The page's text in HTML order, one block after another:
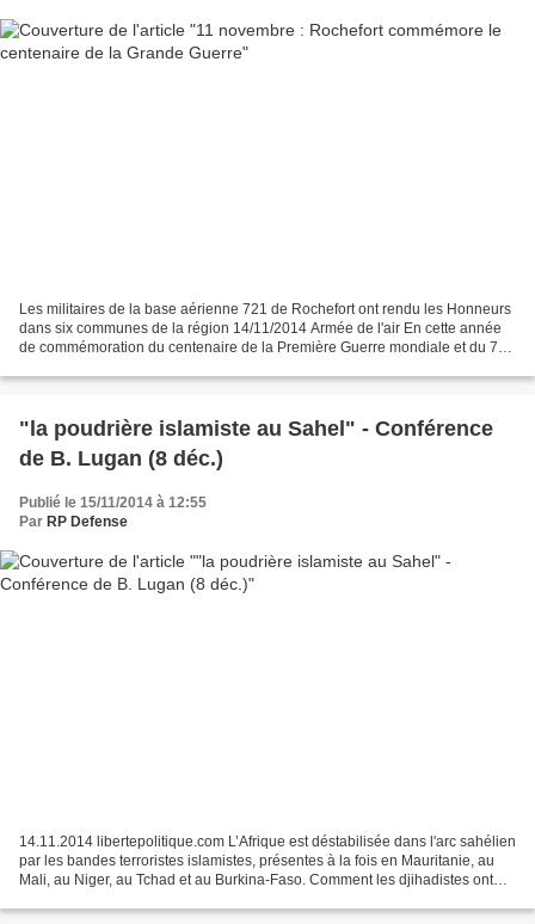
Les militaires de la base aérienne 721 de Rochefort ont rendu les Honneurs
dans six communes de la région 14/11/2014 Armée de l'air En cette année
de commémoration du centenaire de la Première Guerre mondiale et du 70e
"la poudrière islamiste au Sahel" - Conférence
de B. Lugan (8 déc.)
Publié le 15/11/2014 à 12:55
Par RP Defense
14.11.2014 libertepolitique.com L’Afrique est déstabilisée dans l'arc sahélien
par les bandes terroristes islamistes, présentes à la fois en Mauritanie, au
Mali, au Niger, au Tchad et au Burkina-Faso. Comment les djihadistes ont